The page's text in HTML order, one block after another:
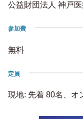
公益財団法人 神戸
参加費
無料
定員
現地: 先着 80名、オ